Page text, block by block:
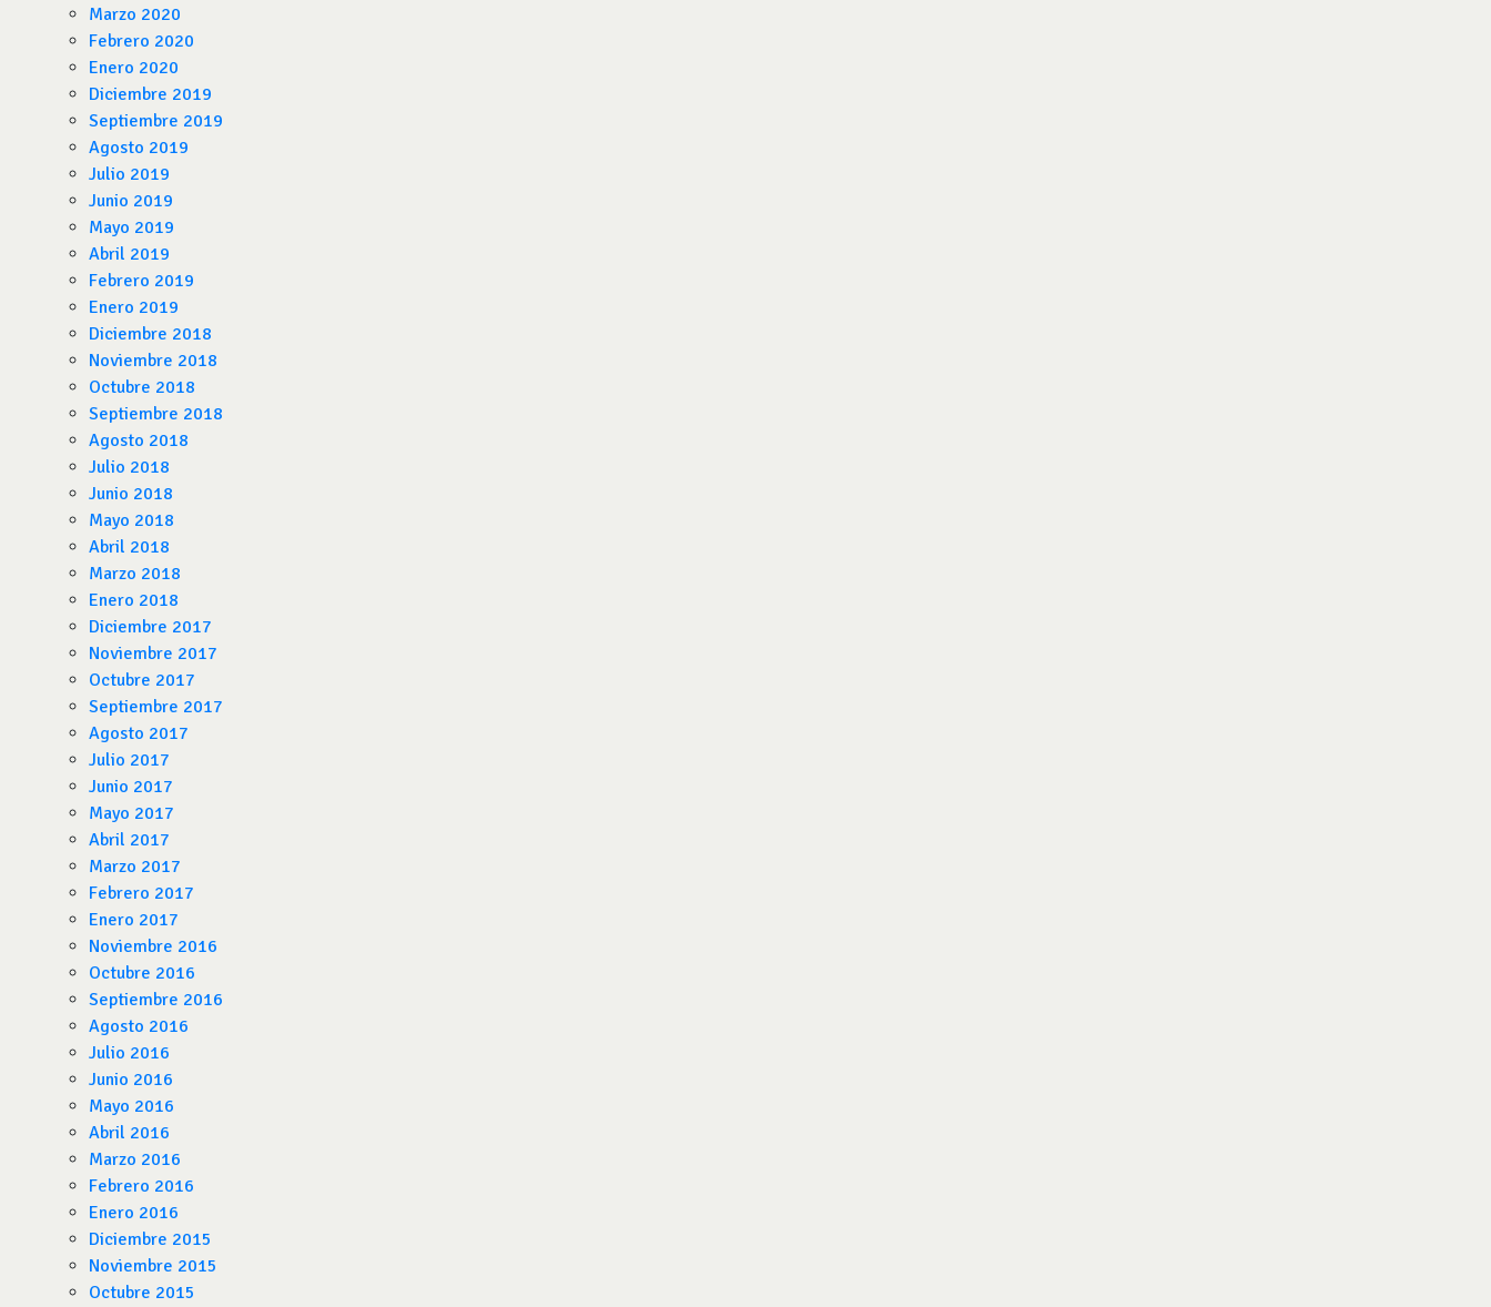
Marzo 2020
Febrero 2020
Enero 2020
Diciembre 2019
Septiembre 2019
Agosto 2019
Julio 2019
Junio 2019
Mayo 2019
Abril 2019
Febrero 2019
Enero 2019
Diciembre 2018
Noviembre 2018
Octubre 2018
Septiembre 2018
Agosto 2018
Julio 2018
Junio 2018
Mayo 2018
Abril 2018
Marzo 2018
Enero 2018
Diciembre 2017
Noviembre 2017
Octubre 2017
Septiembre 2017
Agosto 2017
Julio 2017
Junio 2017
Mayo 2017
Abril 2017
Marzo 2017
Febrero 2017
Enero 2017
Noviembre 2016
Octubre 2016
Septiembre 2016
Agosto 2016
Julio 2016
Junio 2016
Mayo 2016
Abril 2016
Marzo 2016
Febrero 2016
Enero 2016
Diciembre 2015
Noviembre 2015
Octubre 2015